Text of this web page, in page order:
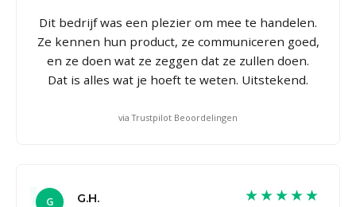
Dit bedrijf was een plezier om mee te handelen.
Ze kennen hun product, ze communiceren goed,
en ze doen wat ze zeggen dat ze zullen doen.
Dat is alles wat je hoeft te weten. Uitstekend.
via Trustpilot Beoordelingen
G
G.H.
★★★★★